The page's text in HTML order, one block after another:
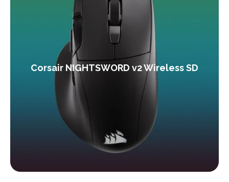
Corsair NIGHTSWORD v2 Wireless SD